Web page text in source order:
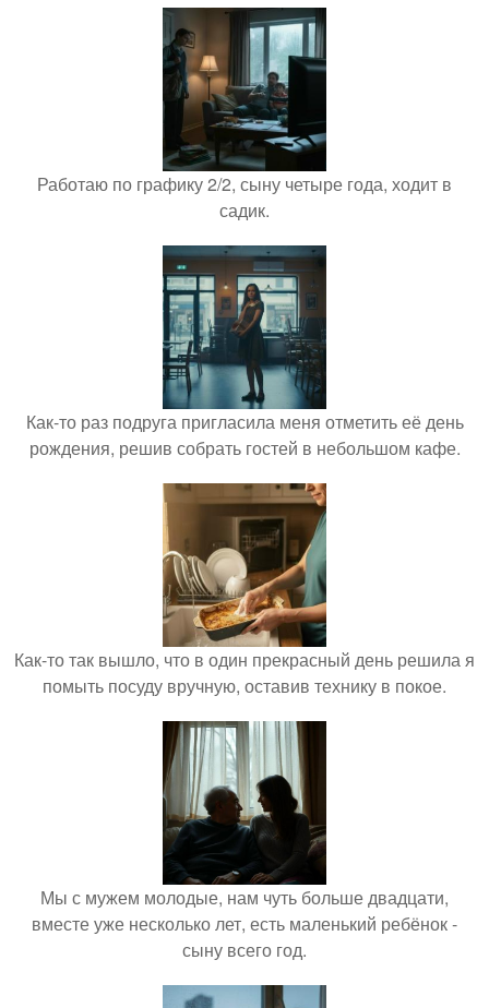
Работаю по графику 2/2, сыну четыре года, ходит в
садик.
Как-то раз подруга пригласила меня отметить её день
рождения, решив собрать гостей в небольшом кафе.
Как-то так вышло, что в один прекрасный день решила я
помыть посуду вручную, оставив технику в покое.
Мы с мужем молодые, нам чуть больше двадцати,
вместе уже несколько лет, есть маленький ребёнок -
сыну всего год.